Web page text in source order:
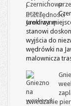
urokliwa
stanowi
wyjścia do
wędrówki na
malownicza
zwiedzanie